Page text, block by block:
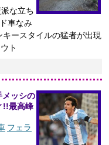
な立ち
車なみ
ースタイルの猛者が出現
ト
メッシの
!!最高峰
フェラ